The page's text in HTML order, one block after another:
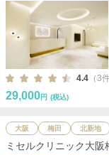
4.4 （3
29,000円 (税込)
大阪 梅田 北新地
ミセルクリニック大阪